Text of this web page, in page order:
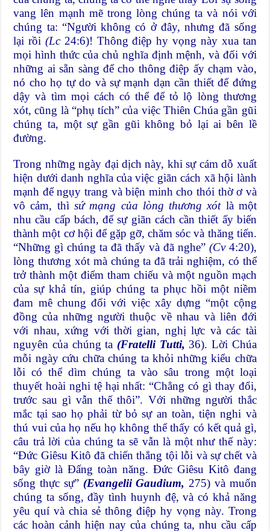
vang lên mạnh mẽ trong lòng chúng ta và nói với
chúng ta: “Người không có ở đây, nhưng đã sống
lại rồi (Lc24:6)! Thông điệp hy vọng này xua tan
mọi hình thức của chủ nghĩa định mệnh, và đối với
những ai sẵn sàng để cho thông điệp ấy chạm vào,
nó cho họ tự do và sự mạnh dạn cần thiết để đứng
dậy và tìm mọi cách có thể để tỏ lộ lòng thương
xót, cũng là “phụ tích” của việc Thiên Chúa gần gũi
chúng ta, một sự gần gũi không bỏ lại ai bên lề
đường.
Trong những ngày đại dịch này, khi sự cám dỗ xuất
hiện dưới danh nghĩa của việc giãn cách xã hội lành
mạnh để ngụy trang và biện minh cho thói thờ ơ và
vô cảm, thì sứ mạng của lòng thương xótlà một
nhu cầu cấp bách, để sự giãn cách cần thiết ấy biến
thành một cơ hội để gặp gỡ, chăm sóc và thăng tiến.
“Những gì chúng ta đã thấy và đã nghe” (Cv4:20),
lòng thương xót mà chúng ta đã trải nghiệm, có thể
trở thành một điểm tham chiếu và một nguồn mạch
của sự khả tín, giúp chúng ta phục hồi một niềm
đam mê chung đối với việc xây dựng “một cộng
đồng của những người thuộc về nhau và liên đới
với nhau, xứng với thời gian, nghị lực và các tài
nguyên của chúng ta (Fratelli Tutti, 36). Lời Chúa
mỗi ngày cứu chữa chúng ta khỏi những kiểu chữa
lỗi có thể dìm chúng ta vào sâu trong một loại
thuyết hoài nghi tệ hại nhất: “Chẳng có gì thay đổi,
trước sau gì vẫn thế thôi”. Với những người thắc
mắc tại sao họ phải từ bỏ sự an toàn, tiện nghi và
thú vui của họ nếu họ không thể thấy có kết quả gì,
câu trả lời của chúng ta sẽ vẫn là một như thế này:
“Đức Giêsu Kitô đã chiến thắng tội lỗi và sự chết và
bây giờ là Đấng toàn năng. Đức Giêsu Kitô đang
sống thực sự” (Evangelii Gaudium, 275) và muốn
chúng ta sống, đầy tình huynh đệ, và có khả năng
yêu quí và chia sẻ thông điệp hy vọng này. Trong
các hoàn cảnh hiện nay của chúng ta, nhu cầu cấp